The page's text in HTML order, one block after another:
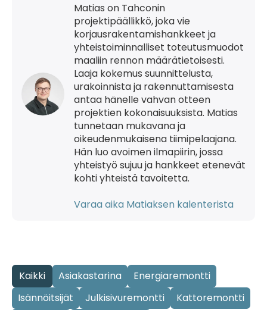
Matias on Tahconin
projektipäällikkö, joka vie
korjausrakentamishankkeet ja
yhteistoiminnalliset toteutusmuodot
maaliin rennon määrätietoisesti.
Laaja kokemus suunnittelusta,
urakoinnista ja rakennuttamisesta
antaa hänelle vahvan otteen
projektien kokonaisuuksista. Matias
tunnetaan mukavana ja
oikeudenmukaisena tiimipelaajana.
Hän luo avoimen ilmapiirin, jossa
yhteistyö sujuu ja hankkeet etenevät
kohti yhteistä tavoitetta.
Varaa aika Matiaksen kalenterista
Kaikki Asiakastarina
Energiaremontti
Isännöitsijät
Julkisivuremontti
Kattoremontti